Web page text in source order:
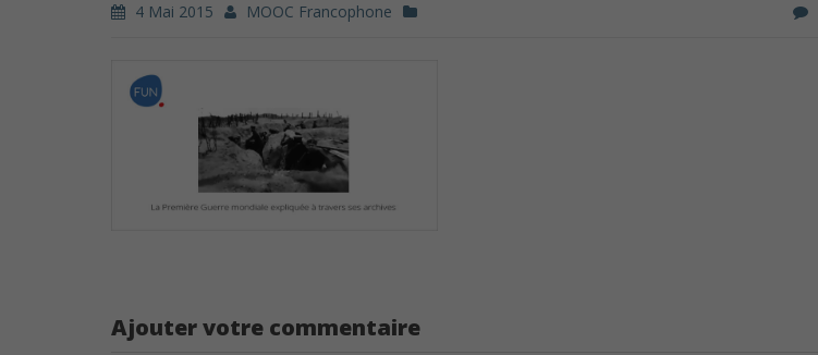
4 Mai 2015 MOOC Francophone
Ajouter votre commentaire